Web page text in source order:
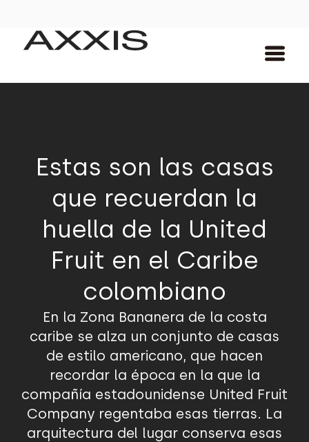
Estas son las casas
que recuerdan la
huella de la United
Fruit en el Caribe
colombiano
En la Zona Bananera de la costa
caribe se alza un conjunto de casas
de estilo americano, que hacen
recordar la época en la que la
compañía estadounidense United Fruit
Company regentaba esas tierras. La
arquitectura del lugar conserva esas